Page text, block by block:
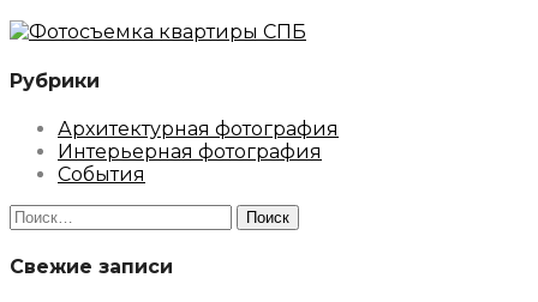
Рубрики
Архитектурная фотография
Интерьерная фотография
События
Найти:
Свежие записи